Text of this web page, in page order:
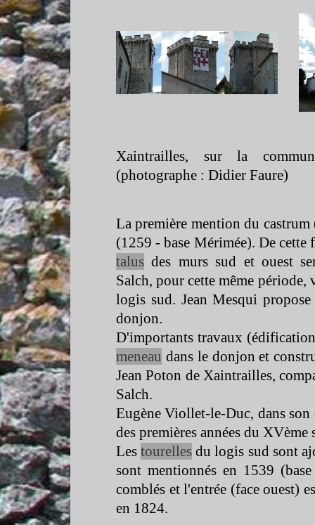
Xaintrailles, sur la
(photographe : Didier Faure)
La première mention du
(1259 - base Mérimée). De
talus des murs sud et ouest
Salch, pour cette même
logis sud. Jean Mesqui
donjon.
D'importants travaux
meneau dans le donjon et
Jean Poton de Xaintrailles,
Salch.
Eugène Viollet-le-Duc, dans
des premières années du XVème
Lestourelles du logis sud sont
sont mentionnés en 1539
comblés et l'entrée (face ouest)
en 1824.